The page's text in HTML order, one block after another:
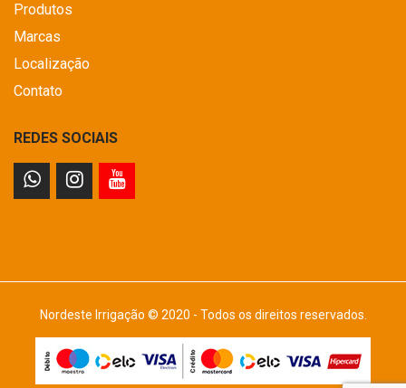
Produtos
Marcas
Localização
Contato
REDES SOCIAIS
Nordeste Irrigação © 2020 - Todos os direitos reservados.